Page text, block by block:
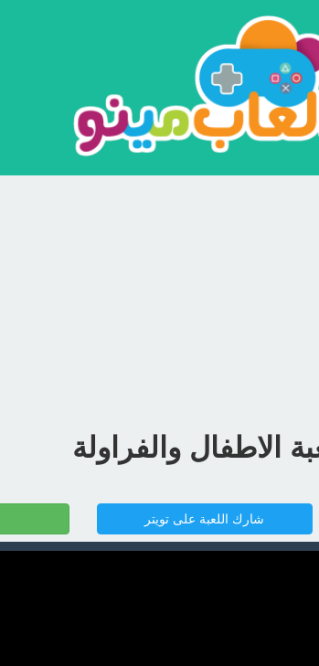
الاطفال والفراولة
شارك اللعبة على تويتر